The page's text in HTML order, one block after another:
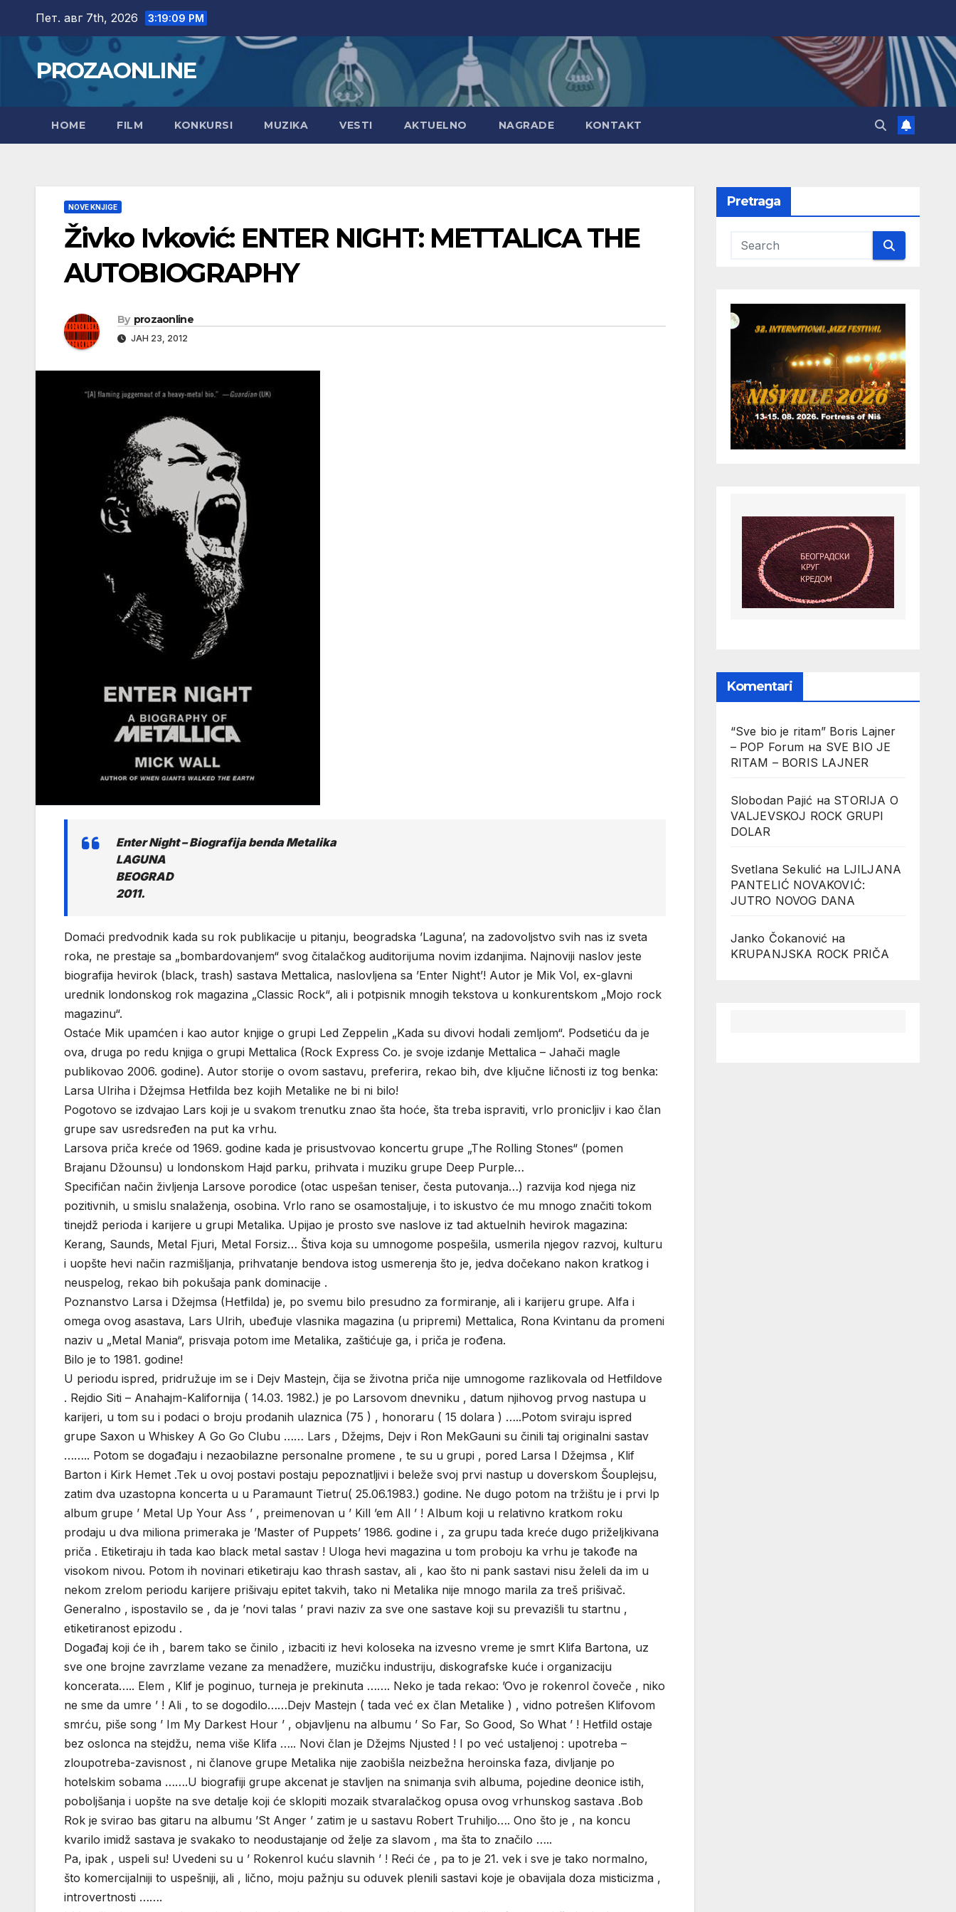
content
Пет. авг 7th, 2026 3:19:10 PM
PROZAONLINE
HOME FILM KONKURSI MUZIKA VESTI AKTUELNO NAGRADE KONTAKT
NOVE KNJIGE
Živko Ivković: ENTER NIGHT: METTALICA THE
AUTOBIOGRAPHY
By prozaonline
ЈАН 23, 2012
Enter Night – Biografija benda Metalika
LAGUNA
BEOGRAD
2011.
Domaći predvodnik kada su rok publikacije u pitanju, beogradska ’Laguna’, na zadovoljstvo svih nas iz sveta
roka, ne prestaje sa „bombardovanjem“ svog čitalačkog auditorijuma novim izdanjima. Najnoviji naslov jeste
biografija hevirok (black, trash) sastava Mettalica, naslovljena sa ’Enter Night’! Autor je Mik Vol, ex-glavni
urednik londonskog rok magazina „Classic Rock“, ali i potpisnik mnogih tekstova u konkurentskom „Mojo rock
magazinu“.
Ostaće Mik upamćen i kao autor knjige o grupi Led Zeppelin „Kada su divovi hodali zemljom“. Podsetiću da je
ova, druga po redu knjiga o grupi Mettalica (Rock Express Co. je svoje izdanje Mettalica – Jahači magle
publikovao 2006. godine). Autor storije o ovom sastavu, preferira, rekao bih, dve ključne ličnosti iz tog benka:
Larsa Ulriha i Džejmsa Hetfilda bez kojih Metalike ne bi ni bilo!
Pogotovo se izdvajao Lars koji je u svakom trenutku znao šta hoće, šta treba ispraviti, vrlo pronicljiv i kao član
grupe sav usredsređen na put ka vrhu.
Larsova priča kreće od 1969. godine kada je prisustvovao koncertu grupe „The Rolling Stones“ (pomen
Brajanu Džounsu) u londonskom Hajd parku, prihvata i muziku grupe Deep Purple…
Specifičan način življenja Larsove porodice (otac uspešan teniser, česta putovanja…) razvija kod njega niz
pozitivnih, u smislu snalaženja, osobina. Vrlo rano se osamostaljuje, i to iskustvo će mu mnogo značiti tokom
tinejdž perioda i karijere u grupi Metalika. Upijao je prosto sve naslove iz tad aktuelnih hevirok magazina:
Kerang, Saunds, Metal Fjuri, Metal Forsiz… Štiva koja su umnogome pospešila, usmerila njegov razvoj, kulturu
i uopšte hevi način razmišljanja, prihvatanje bendova istog usmerenja što je, jedva dočekano nakon kratkog i
neuspelog, rekao bih pokušaja pank dominacije .
Poznanstvo Larsa i Džejmsa (Hetfilda) je, po svemu bilo presudno za formiranje, ali i karijeru grupe. Alfa i
omega ovog asastava, Lars Ulrih, ubeđuje vlasnika magazina (u pripremi) Mettalica, Rona Kvintanu da promeni
naziv u „Metal Mania“, prisvaja potom ime Metalika, zaštićuje ga, i priča je rođena.
Bilo je to 1981. godine!
U periodu ispred, pridružuje im se i Dejv Mastejn, čija se životna priča nije umnogome razlikovala od Hetfildove
. Rejdio Siti – Anahajm-Kalifornija ( 14.03. 1982.) je po Larsovom dnevniku , datum njihovog prvog nastupa u
karijeri, u tom su i podaci o broju prodanih ulaznica (75 ) , honoraru ( 15 dolara ) …..Potom sviraju ispred
grupe Saxon u Whiskey A Go Go Clubu …… Lars , Džejms, Dejv i Ron MekGauni su činili taj originalni sastav
…….. Potom se događaju i nezaobilazne personalne promene , te su u grupi , pored Larsa I Džejmsa , Klif
Barton i Kirk Hemet .Tek u ovoj postavi postaju pepoznatljivi i beleže svoj prvi nastup u doverskom Šouplejsu,
zatim dva uzastopna koncerta u u Paramaunt Tietru( 25.06.1983.) godine. Ne dugo potom na tržištu je i prvi lp
album grupe ’ Metal Up Your Ass ’ , preimenovan u ’ Kill ’em All ’ ! Album koji u relativno kratkom roku
prodaju u dva miliona primeraka je ’Master of Puppets’ 1986. godine i , za grupu tada kreće dugo priželjkivana
priča . Etiketiraju ih tada kao black metal sastav ! Uloga hevi magazina u tom proboju ka vrhu je takođe na
visokom nivou. Potom ih novinari etiketiraju kao thrash sastav, ali , kao što ni pank sastavi nisu želeli da im u
nekom zrelom periodu karijere prišivaju epitet takvih, tako ni Metalika nije mnogo marila za treš prišivač.
Generalno , ispostavilo se , da je ’novi talas ’ pravi naziv za sve one sastave koji su prevazišli tu startnu ,
etiketiranost epizodu .
Događaj koji će ih , barem tako se činilo , izbaciti iz hevi koloseka na izvesno vreme je smrt Klifa Bartona, uz
sve one brojne zavrzlame vezane za menadžere, muzičku industriju, diskografske kuće i organizaciju
koncerata….. Elem , Klif je poginuo, turneja je prekinuta ……. Neko je tada rekao: ’Ovo je rokenrol čoveče , niko
ne sme da umre ’ ! Ali , to se dogodilo……Dejv Mastejn ( tada već ex član Metalike ) , vidno potrešen Klifovom
smrću, piše song ’ Im My Darkest Hour ’ , objavljenu na albumu ’ So Far, So Good, So What ’ ! Hetfild ostaje
bez oslonca na stejdžu, nema više Klifa ….. Novi član je Džejms Njusted ! I po već ustaljenoj : upotreba –
zloupotreba-zavisnost , ni članove grupe Metalika nije zaobišla neizbežna heroinska faza, divljanje po
hotelskim sobama …….U biografiji grupe akcenat je stavljen na snimanja svih albuma, pojedine deonice istih,
poboljšanja i uopšte na sve detalje koji će sklopiti mozaik stvaralačkog opusa ovog vrhunskog sastava .Bob
Rok je svirao bas gitaru na albumu ’St Anger ’ zatim je u sastavu Robert Truhiljo…. Ono što je , na koncu
kvarilo imidž sastava je svakako to neodustajanje od želje za slavom , ma šta to značilo …..
Pa, ipak , uspeli su! Uvedeni su u ’ Rokenrol kuću slavnih ’ ! Reći će , pa to je 21. vek i sve je tako normalno,
što komercijalniji to uspešniji, ali , lično, moju pažnju su oduvek plenili sastavi koje je obavijala doza misticizma ,
introvertnosti …….
Pretraga
Komentari
“Sve bio je ritam” Boris Lajner
– POP Forum на SVE BIO JE
RITAM – BORIS LAJNER
Slobodan Pajić на STORIJA O
VALJEVSKOJ ROCK GRUPI
DOLAR
Svetlana Sekulić на LJILJANA
PANTELIĆ NOVAKOVIĆ:
JUTRO NOVOG DANA
Janko Čokanović на
KRUPANJSKA ROCK PRIČA